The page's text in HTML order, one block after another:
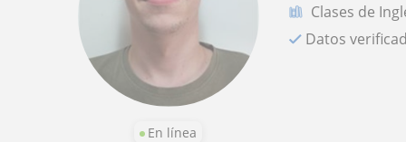
En línea
Clases de
Datos